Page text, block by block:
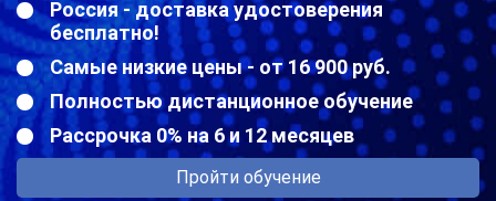
Россия - доставка удостоверения
бесплатно!
Самые низкие цены - от 16 900 руб.
Полностью дистанционное обучение
Рассрочка 0% на 6 и 12 месяцев
Пройти обучение